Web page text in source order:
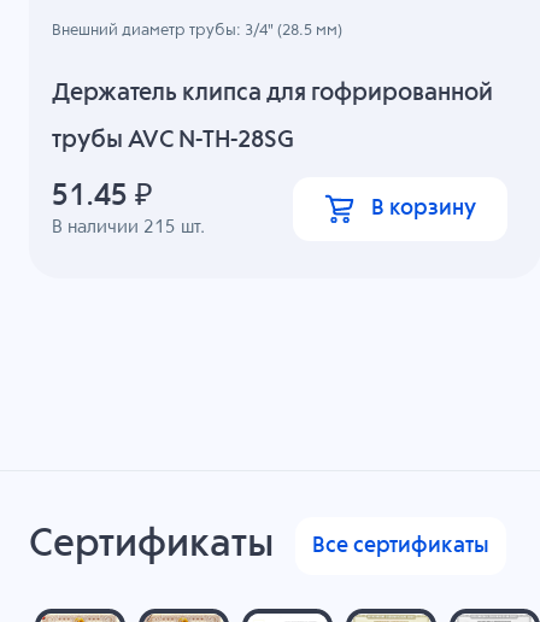
Держатель клипса для гофрированной
трубы AVC N-TH-28SG
В наличии 215 шт.
Внешний диаметр трубы: 3/4" (28.5 мм)
51.45 ₽ В корзину
Сертификаты Все сертификаты